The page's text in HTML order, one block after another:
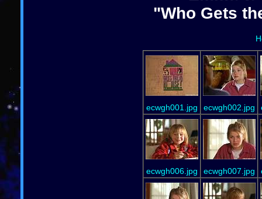
"Who Gets
ecwgh001.jpg ecwgh002.jpg
ecwgh006.jpg ecwgh007.jpg